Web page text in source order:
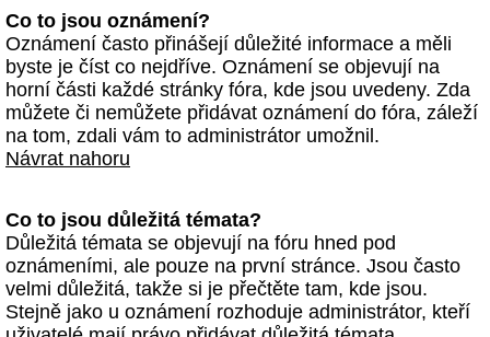
Co to jsou oznámení?
Oznámení často přinášejí důležité informace a měli
byste je číst co nejdříve. Oznámení se objevují na
horní části každé stránky fóra, kde jsou uvedeny. Zda
můžete či nemůžete přidávat oznámení do fóra, záleží
na tom, zdali vám to administrátor umožnil.
Návrat nahoru
Co to jsou důležitá témata?
Důležitá témata se objevují na fóru hned pod
oznámeními, ale pouze na první stránce. Jsou často
velmi důležitá, takže si je přečtěte tam, kde jsou.
Stejně jako u oznámení rozhoduje administrátor, kteří